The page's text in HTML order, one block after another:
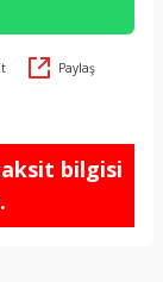
Paylaş
bilgisi